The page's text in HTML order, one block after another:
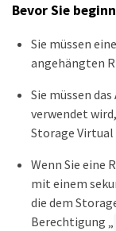
Bevor Sie
Sie müssen
angehängten
Sie müssen
verwendet
Storage Virtual
Wenn Sie eine
mit einem
die dem
Berechtigung „